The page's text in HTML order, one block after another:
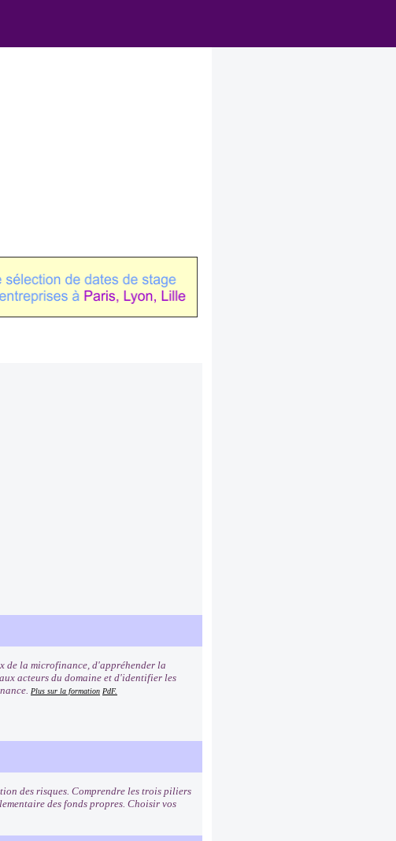
de la microfinance, d'appréhender la
acteurs du domaine et d'identifier les
Plus sur la formation PdF.
des risques. Comprendre les trois piliers
des fonds propres. Choisir vos